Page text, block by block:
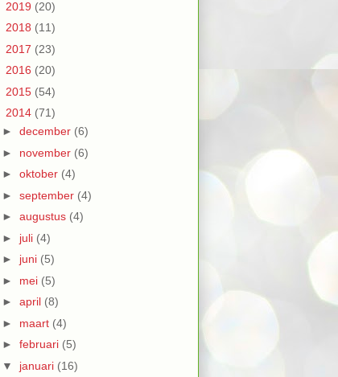
2019 (20)
2018 (11)
2017 (23)
2016 (20)
2015 (54)
2014 (71)
► december (6)
► november (6)
► oktober (4)
► september (4)
► augustus (4)
► juli (4)
► juni (5)
► mei (5)
► april (8)
► maart (4)
► februari (5)
▼ januari (16)